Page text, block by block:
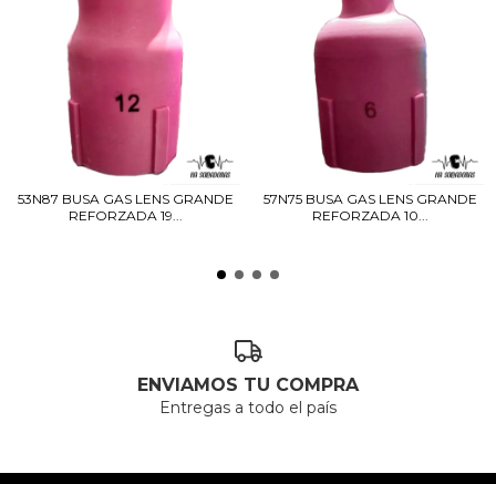
53N87 BUSA GAS LENS GRANDE
REFORZADA 19...
57N75 BUSA GAS LENS GRANDE
REFORZADA 10...
ENVIAMOS TU COMPRA
Entregas a todo el país